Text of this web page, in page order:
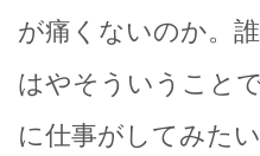
が痛くないのか。
はやそういうこと
に仕事がしてみた